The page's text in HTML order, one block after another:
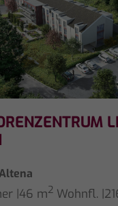
|46 m2Wohnfl. |